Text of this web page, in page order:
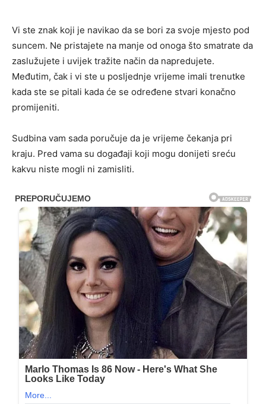
Vi ste znak koji je navikao da se bori za svoje mjesto pod
suncem. Ne pristajete na manje od onoga što smatrate da
zaslužujete i uvijek tražite način da napredujete.
Međutim, čak i vi ste u posljednje vrijeme imali trenutke
kada ste se pitali kada će se određene stvari konačno
promijeniti.
Sudbina vam sada poručuje da je vrijeme čekanja pri
kraju. Pred vama su događaji koji mogu donijeti sreću
kakvu niste mogli ni zamisliti.